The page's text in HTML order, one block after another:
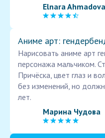
Elnara Ahmadova
Аниме арт:
Нарисовать аниме арт
персонажа мальчиком.
Причёска, цвет глаз и
без изменений, но
лет.
Марина Чудова